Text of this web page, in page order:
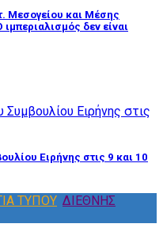
Μεσογείου και Μέσης
δεν είναι
Ειρήνης στις 9 και 10
ΤΥΠΟΥ ΔΙΕΘΝΗΣ